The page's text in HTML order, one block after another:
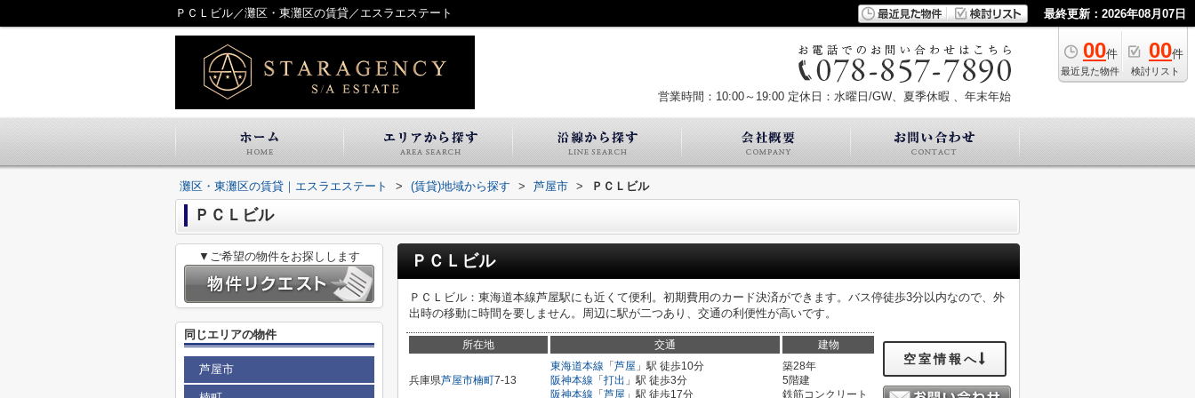
ＰＣＬビル／灘区・東灘区の賃貸／エスラエステート 最終更新：2026年08月07日
00件
最近見た物件
00件
検討リスト
営業時間：10:00～19:00 定休日：水曜日/GW、夏季休暇 、年末年始
灘区・東灘区の賃貸｜エスラエステート > (賃貸)地域から探す > 芦屋市 > ＰＣＬビル
ＰＣＬビル
ＰＣＬビル
ＰＣＬビル：東海道本線芦屋駅にも近くて便利。初期費用のカード決済ができます。バス停徒歩3分以内なので、外
出時の移動に時間を要しません。周辺に駅が二つあり、交通の利便性が高いです。
所在地 交通 建物
兵庫県芦屋市楠町7-13
東海道本線 「 芦屋 」駅 徒歩10分
阪神本線 「 打出 」駅 徒歩3分
阪神本線 「 芦屋 」駅 徒歩17分
築28年
5階建
鉄筋コンクリート
空室情報へ
▼ご希望の物件をお探しします
同じエリアの物件
芦屋市